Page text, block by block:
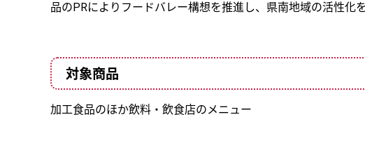
品のPRによりフードバレー構想を推進し、県南地域の活性化
対象商品
加工食品のほか飲料・飲食店のメニュー